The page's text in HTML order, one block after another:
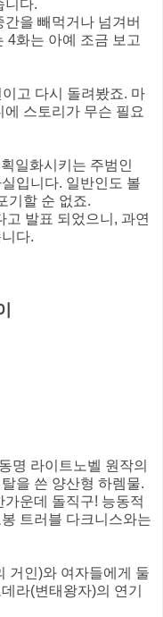
니다.
을 빼먹거나 넘겨버
4화는 아예 조금 보고
고 다시 돌려봤죠. 마
스토리가 무슨 필요
일화시키는 주범인
입니다. 일반인도 볼
기할 순 없죠.
발표 되었으니, 과연
다.
동명 라이트노벨 원작의
을 쓴 양산형 하렘물.
운데 돌직구! 능동적
트러블 다크니스와는
거인)와 여자들에게 둘
라(변태왕자)의 연기